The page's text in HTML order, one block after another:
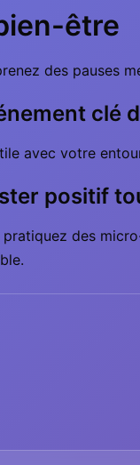
être
des pauses
clé
avec votre
positif
pratiquez des